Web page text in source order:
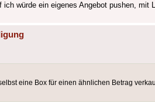
würde ein eigenes Angebot pushen, mit
eine Box für einen ähnlichen Betrag